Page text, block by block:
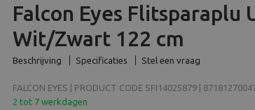
Falcon Eyes Flitsparaplu
Wit/Zwart 122 cm
Beschrijving Specificaties Stel een vraag
FALCON EYES | PRODUCT CODE SFI14025879 |
2 tot 7 werkdagen